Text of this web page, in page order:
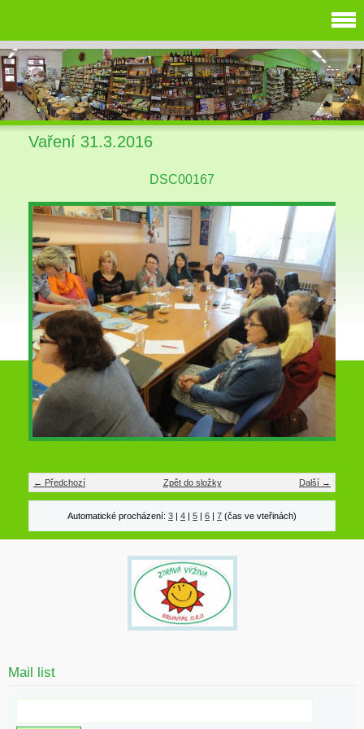
Vaření 31.3.2016
DSC00167
← Předchozí Další →
Zpět do složky
Automatické procházení: 3 | 4 | 5 | 6 | 7 (čas ve vteřinách)
Mail list